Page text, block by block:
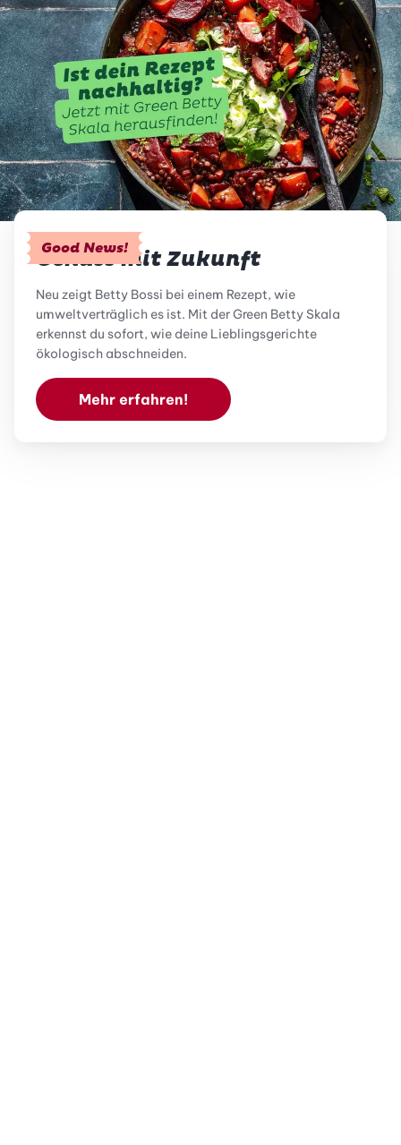
Good News!
Genuss mit Zukunft
Neu zeigt Betty Bossi bei einem Rezept, wie
umweltverträglich es ist. Mit der Green Betty Skala
erkennst du sofort, wie deine Lieblingsgerichte
ökologisch abschneiden.
Mehr erfahren!